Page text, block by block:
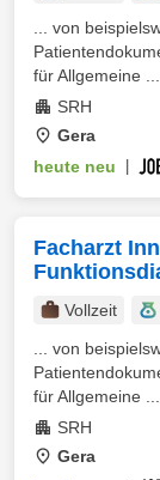
... von
für Allgemeine ...
SRH
Gera
heute neu
Facharzt
Vollzeit
... von
für Allgemeine ...
SRH
Gera